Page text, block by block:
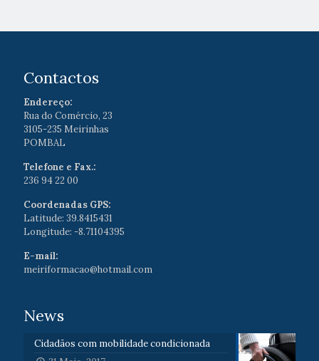
Contactos
Endereço:
Rua do Comércio, 23
3105-235 Meirinhas
POMBAL
Telefone e Fax.:
236 94 22 00
Coordenadas GPS:
Latitude: 39.8415431
Longitude: -8.71104395
E-mail:
meiriformacao@hotmail.com
News
Cidadãos com mobilidade condicionada